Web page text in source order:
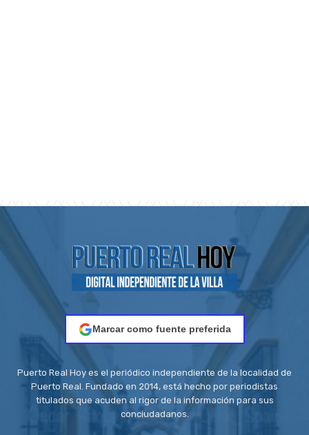
Marcar como fuente preferida
Puerto Real Hoy es el periódico independiente de la localidad de
Puerto Real. Fundado en 2014, está hecho por periodistas
titulados que acuden al rigor de la información para sus
conciudadanos.